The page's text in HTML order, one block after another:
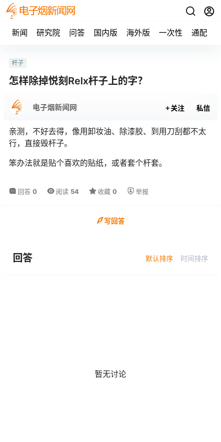
新闻 研究院 问答 国内版 海外版 一次性 通配
杆子
怎样除掉悦刻Relx杆子上的字？
电子烟新闻网 关注 私信
亲测，不好去得，像用卸妆油、除漆胶、到用刀刮都不太
行，直接毁杆子。
笨办法就是贴个喜欢的贴纸，或者套个杆套。
回答 0 阅读 54 收藏 0 举报
写回答
回答 默认排序 时间排序
暂无讨论